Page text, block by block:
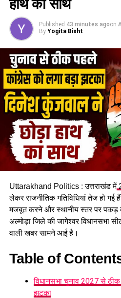
हाथ का साथ
Published 43 minutes agoon
By Yogita Bisht
Uttarakhand Politics : उत्तराखंड में
लेकर राजनीतिक गतिविधियां तेज हो
मजबूत करने और स्थानीय स्तर पर पकड़
अल्मोड़ा जिले की जागेश्वर विधानसभा
वाली खबर सामने आई है।
Table of
विधानसभा चुनाव 2027 से
झटका